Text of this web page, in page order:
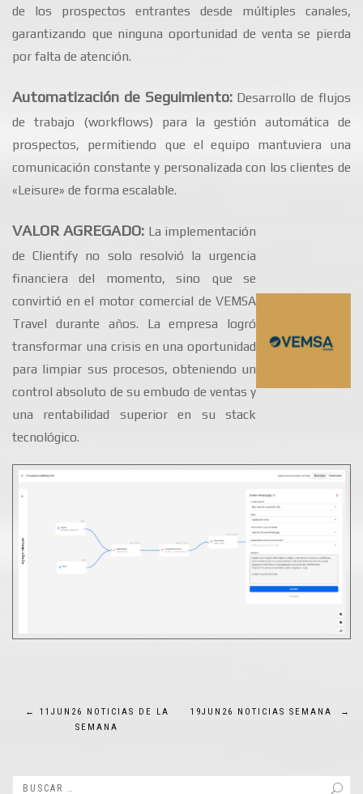
de los prospectos entrantes desde múltiples canales,
garantizando que ninguna oportunidad de venta se pierda
por falta de atención.
Automatización de Seguimiento:Desarrollo de flujos
de trabajo (workflows) para la gestión automática de
prospectos, permitiendo que el equipo mantuviera una
comunicación constante y personalizada con los clientes de
«Leisure» de forma escalable.
VALOR AGREGADO: La implementación
de Clientify no solo resolvió la urgencia
financiera del momento, sino que se
convirtió en el motor comercial de VEMSA
Travel durante años. La empresa logró
transformar una crisis en una oportunidad
para limpiar sus procesos, obteniendo un
control absoluto de su embudo de ventas y
una rentabilidad superior en su stack
tecnológico.
Navegación
←
11JUN26 NOTICIAS DE LA
SEMANA
19JUN26 NOTICIAS SEMANA →